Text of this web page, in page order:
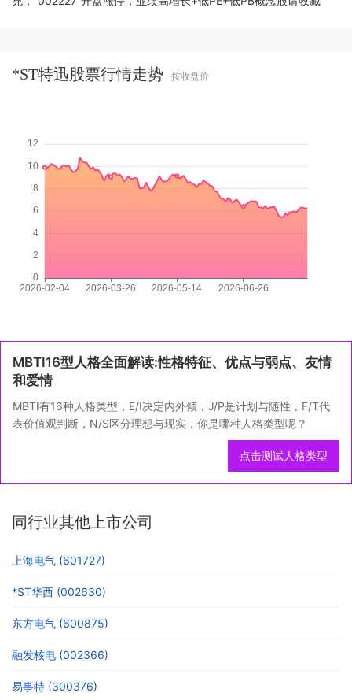
*ST特迅股票行情走势 按收盘价
MBTI16型人格全面解读:性格特征、优点与弱点、友情
和爱情
MBTI有16种人格类型，E/I决定内外倾，J/P是计划与随性，F/T代
表价值观判断，N/S区分理想与现实，你是哪种人格类型呢？
点击测试人格类型
同行业其他上市公司
上海电气 (601727)
*ST华西 (002630)
东方电气 (600875)
融发核电 (002366)
易事特 (300376)